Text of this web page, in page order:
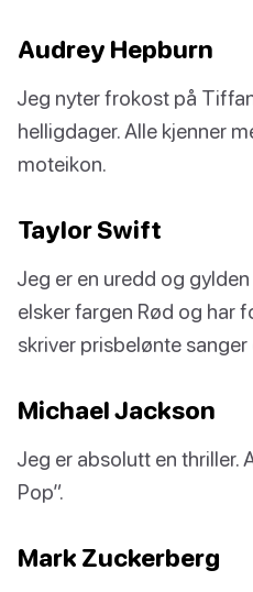
Audrey Hepburn
Jeg nyter frokost på
helligdager. Alle kjenner
moteikon.
Taylor Swift
Jeg er en uredd og
elsker fargen Rød og har
skriver prisbelønte
Michael Jackson
Jeg er absolutt en thriller.
Pop”.
Mark Zuckerberg